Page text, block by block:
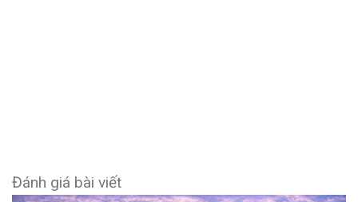
Đánh giá bài viết